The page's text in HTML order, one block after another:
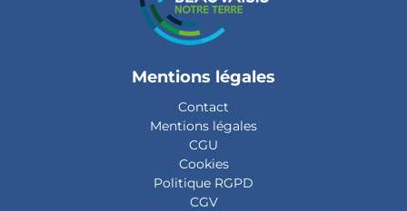
Mentions légales
Contact
Mentions légales
CGU
Cookies
Politique RGPD
CGV